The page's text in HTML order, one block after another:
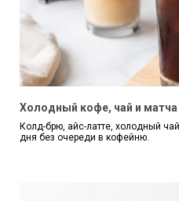
Холодный кофе, чай и
Колд-брю, айс-латте, холодный
дня без очереди в кофейню.